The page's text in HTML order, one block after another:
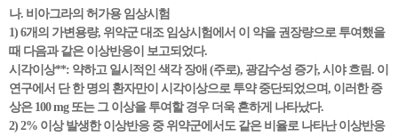
나. 비아그라의 허가용 임상시험
1) 6개의 가변용량, 위약군 대조 임상시험에서 이 약을 권장량으로 투여했을
때 다음과 같은 이상반응이 보고되었다.
시각이상**: 약하고 일시적인 색각 장애 (주로), 광감수성 증가, 시야 흐림. 이
연구에서 단 한 명의 환자만이 시각이상으로 투약 중단되었으며, 이러한 증
상은 100 mg 또는 그 이상을 투여할 경우 더욱 흔하게 나타났다.
2) 2% 이상 발생한 이상반응 중 위약군에서도 같은 비율로 나타난 이상반응